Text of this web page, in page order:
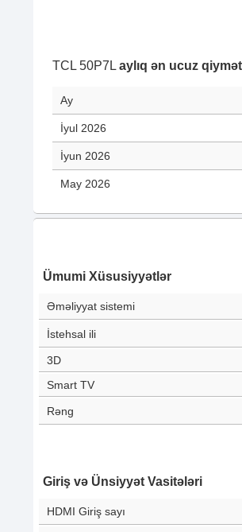
TCL 50P7L aylıq ən ucuz
Ay
İyul 2026
İyun 2026
May 2026
Ümumi Xüsusiyyətlər
Əməliyyat sistemi
İstehsal ili
3D
Smart TV
Rəng
Giriş və Ünsiyyət Vasitələri
HDMI Giriş sayı